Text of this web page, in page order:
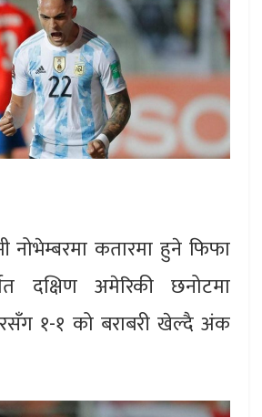
नोभेम्बरमा कतारमा हुने फिफा
दक्षिण अमेरिकी छनोटमा
१-१ को बराबरी खेल्दै अंक